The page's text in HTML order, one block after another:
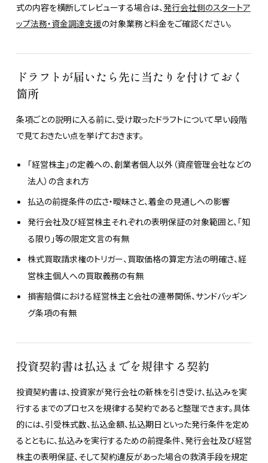
式の内容を横断してレビューする場合は、 発行会社側のスタートア
ップ法務・資金調達支援の対象業務と料金をご確認ください。
ドラフトが届いたら先に当たりを付けておく
箇所
条項ごとの説明に入る前に、受け取ったドラフトについて早い段階
で見ておきたい点を挙げておきます。
「経営株主」の定義への、創業者個人以外（資産管理会社などの
法人）の含まれ方
払込の前提条件の広さ・曖昧さと、着金の見通しへの影響
発行会社及び経営株主それぞれの表明保証の対象範囲と、「知
る限り」等の限定文言の有無
株式買取請求権のトリガー、買取価格の算定方法の明確さ、経
営株主個人への買取義務の有無
損害賠償における経営株主と会社の連帯関係、サンドバッギン
グ条項の有無
投資契約書は払込までを規律する契約
投資契約書は、投資家が発行会社の新株を引き受け、払込みを実
行するまでのプロセスを規律する契約であると整理できます。具体
的には、引受株式数、払込金額、払込期日といった発行条件を定め
るとともに、払込みを実行するための前提条件、発行会社及び経営
株主の表明保証、そして契約違反があった場合の救済手段を規定